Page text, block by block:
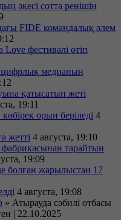
әкесі сотта ренішін
FIDE командалық әлем
фестивалі өтіп
цифрлық медианың
қатысатын жеті
19:11
орын беріледі 4
жетті 4 августа, 19:10
тарайтын
19:09
болған жарылыстан 17
4 августа, 19:08
» Атырауда сәбилі отбасы
| 22.10.2025